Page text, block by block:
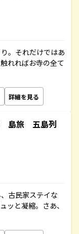
。それだけではあ
れればお寺の全て
詳細を見る
島旅 五島列
古民家ステイな
ッと凝縮。さあ、